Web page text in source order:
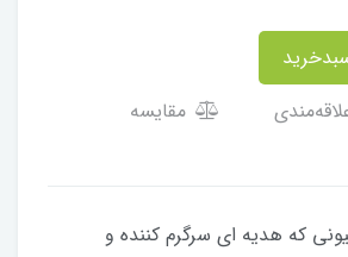
مقایسه
که هدیه ای سرگرم کننده و